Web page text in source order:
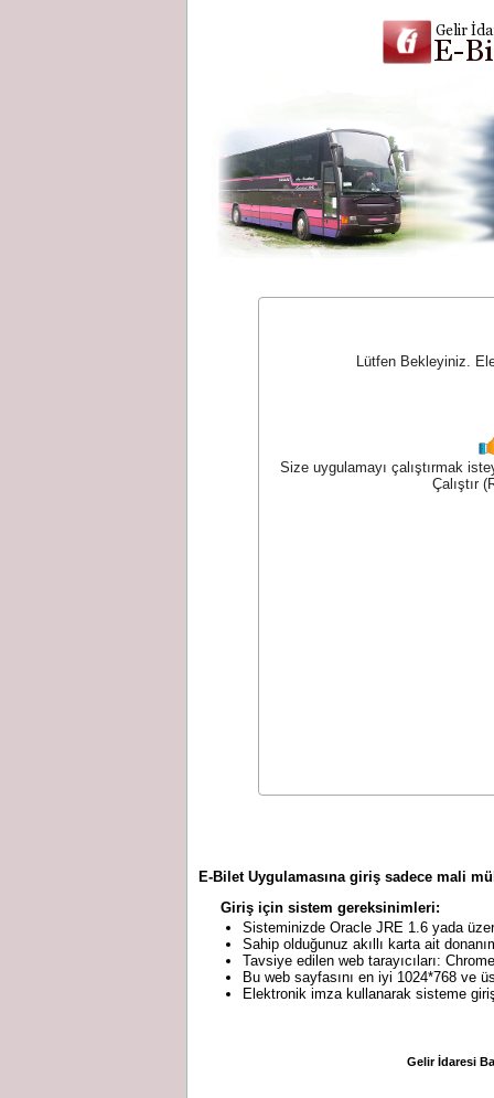
Lütfen Bekleyiniz.
Size uygulamayı çalıştırmak
Çalıştır
E-Bilet Uygulamasına giriş sadece mali
Giriş için sistem gereksinimleri:
Sisteminizde Oracle JRE 1.6 yada
Sahip olduğunuz akıllı karta ait
Tavsiye edilen web tarayıcıları:
Bu web sayfasını en iyi 1024*768 ve
Elektronik imza kullanarak sisteme
Gelir İdaresi